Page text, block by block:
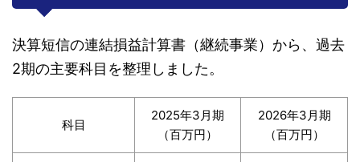
決算短信の連結損益計算書（継続事業）から、過去
2期の主要科目を整理しました。
科目
2025年3月期
（百万円）
2026年3月期
（百万円）